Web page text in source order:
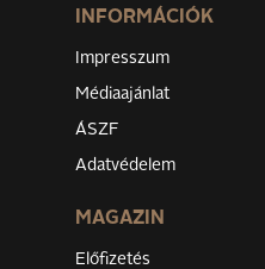
INFORMÁCIÓK
Impresszum
Médiaajánlat
ÁSZF
Adatvédelem
MAGAZIN
Előfizetés